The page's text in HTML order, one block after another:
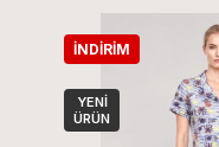
İNDIRIM
YENI
ÜRÜN